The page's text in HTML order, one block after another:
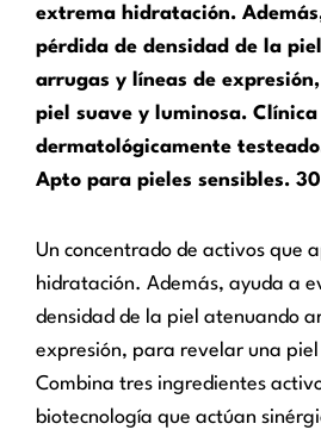
extrema hidratación.
pérdida de densidad de la
arrugas y líneas de
piel suave y luminosa. Clínica
dermatológicamente
Apto para pieles sensibles.
Un concentrado de activos que
hidratación. Además, ayuda a
densidad de la piel atenuando
expresión, para revelar una piel
Combina tres ingredientes
biotecnología que actúan